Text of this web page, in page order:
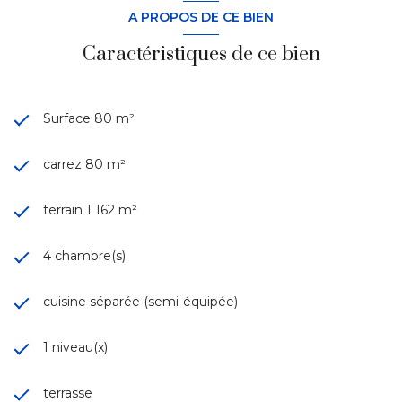
A PROPOS DE CE BIEN
Caractéristiques de ce bien
Surface 80 m²
carrez 80 m²
terrain 1 162 m²
4 chambre(s)
cuisine séparée (semi-équipée)
1 niveau(x)
terrasse